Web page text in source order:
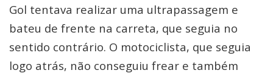
Gol tentava realizar uma ultrapassagem e
bateu de frente na carreta, que seguia no
sentido contrário. O motociclista, que seguia
logo atrás, não conseguiu frear e também